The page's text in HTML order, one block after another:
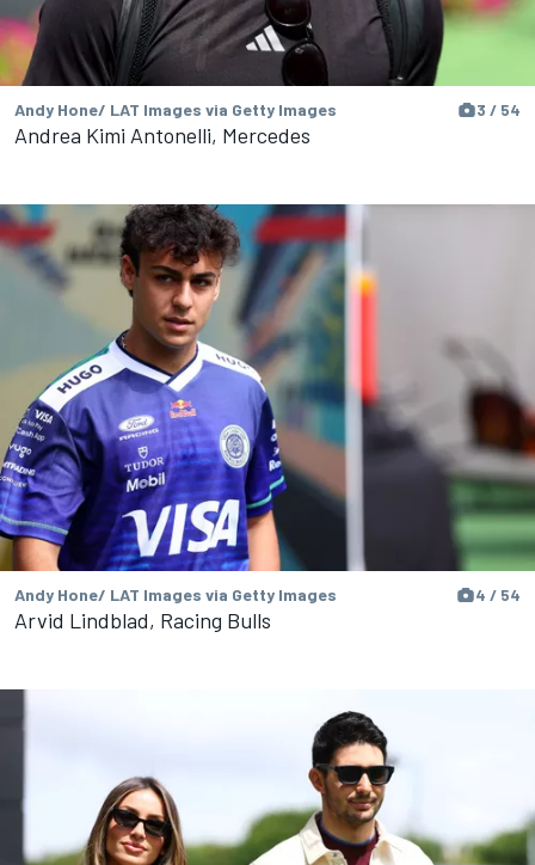
Andy Hone/ LAT Images via Getty Images 3 / 54
Andrea Kimi Antonelli, Mercedes
Andy Hone/ LAT Images via Getty Images 4 / 54
Arvid Lindblad, Racing Bulls